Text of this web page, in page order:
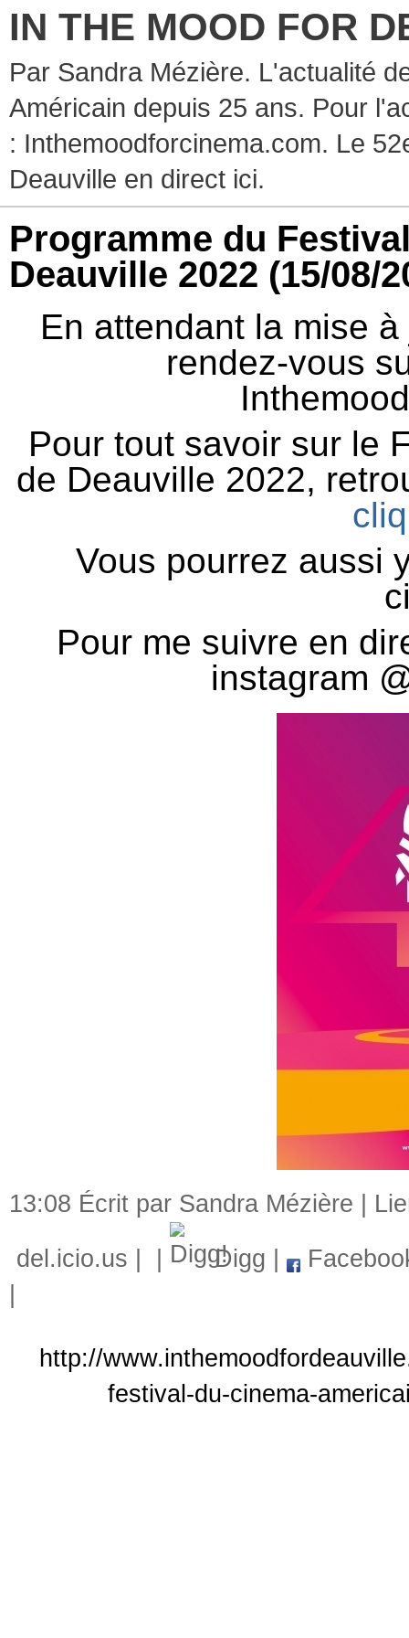
IN THE MOOD FOR
Par Sandra Mézière. L'actualité
Américain depuis 25 ans. Pour
: Inthemoodforcinema.com. Le
Deauville en direct ici.
Programme du
Deauville 2022 (15/08/
En attendant la mise
rendez-vous
Pour tout savoir sur le
de Deauville 2022,
Vous pourrez aussi
Pour me suivre en
instagram
13:08 Écrit par Sandra Mézière |
del.icio.us
Digg
http://
festival-du-cinema-